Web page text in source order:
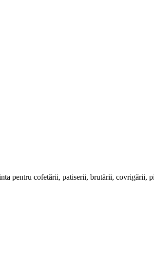
pentru cofetării, patiserii, brutării, covrigării,